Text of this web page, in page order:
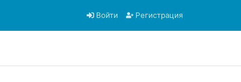
Войти Регистрация